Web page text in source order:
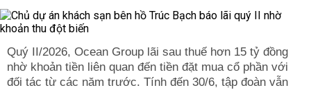
Quý II/2026, Ocean Group lãi sau thuế hơn 15 tỷ đồng
nhờ khoản tiền liên quan đến tiền đặt mua cổ phần với
đối tác từ các năm trước. Tính đến 30/6, tập đoàn vẫn